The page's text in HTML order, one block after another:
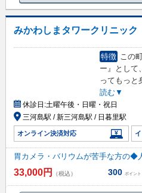
みかわしまタワークリニック
特徴 この
ー』として
ってもっと
読む▼
休診日:土曜午後・日曜・祝日
三河島駅 / 新三河島駅 / 日暮里駅
オンライン決済対応
胃カメラ・バリウムが苦手な方の◆
33,000円 （税込） 300 ポイント